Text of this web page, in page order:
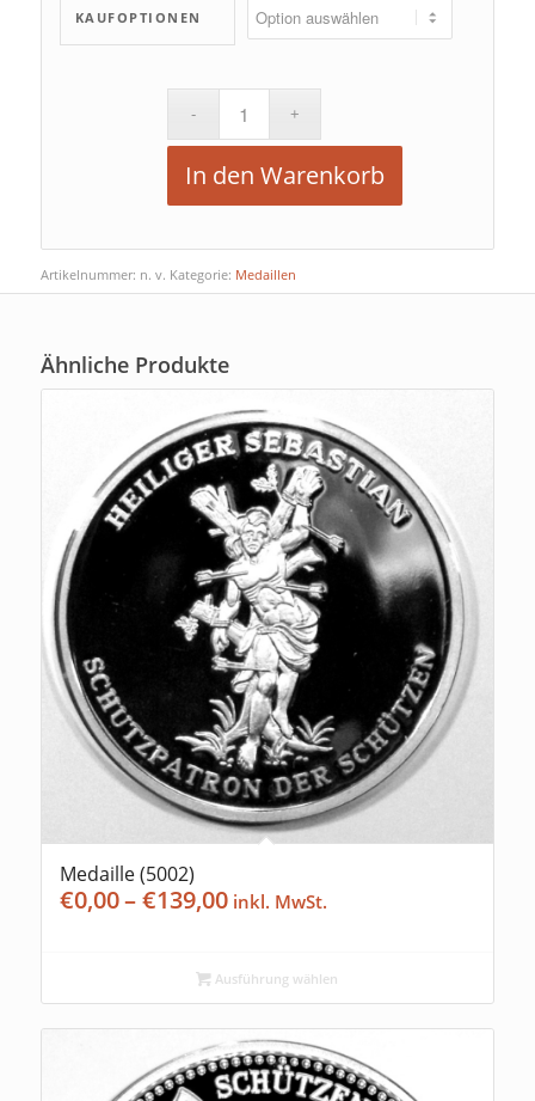
KAUFOPTIONEN
In den Warenkorb
Artikelnummer: n. v. Kategorie: Medaillen
Ähnliche Produkte
Medaille (5002)
€0,00–€139,00Preisspanne:
€139,00
Ausführung wählen